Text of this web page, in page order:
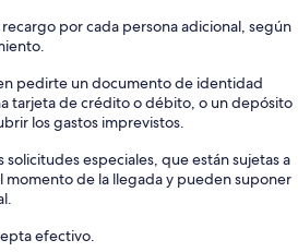
por cada persona adicional, según
pedirte un documento de identidad
tarjeta de crédito o débito, o un depósito
los gastos imprevistos.
solicitudes especiales, que están sujetas a
de la llegada y pueden suponer
efectivo.